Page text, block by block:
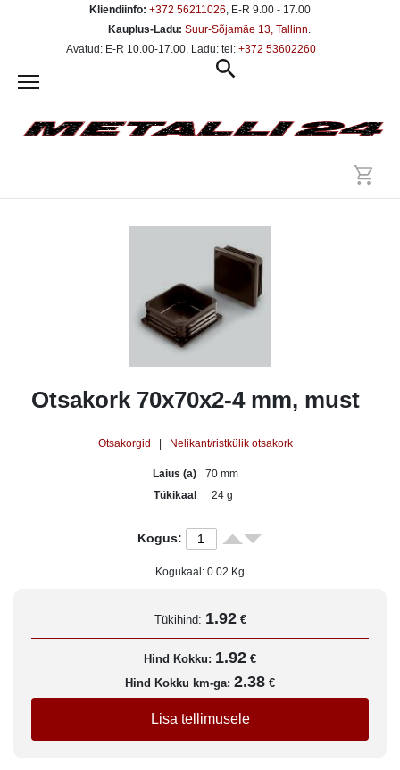
Kliendiinfo: +372 56211026, E-R 9.00 - 17.00
Kauplus-Ladu: Suur-Sõjamäe 13, Tallinn.
Avatud: E-R 10.00-17.00. Ladu: tel: +372 53602260
Otsakork 70x70x2-4 mm, must
Otsakorgid Nelikant/ristkülik otsakork
Laius (a)
70 mm
Tükikaal
24 g
Kogus:
Kogukaal: 0.02 Kg
Tükihind: 1.92 €
Hind Kokku: 1.92 €
Hind Kokku km-ga: 2.38 €
Lisa tellimusele